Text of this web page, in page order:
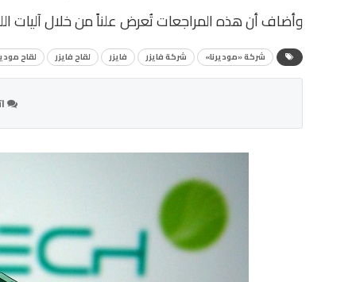
وأضاف أن هذه المراجعات تُعرض علناً من خلال آليات
شركة «موديرنا» شركة فايزر فايزر لقاح فايزر لقاح